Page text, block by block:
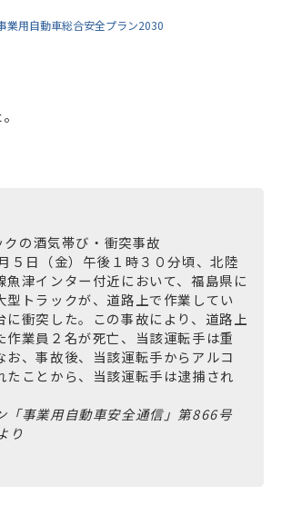
業用自動車総合安全プラン2030
の酒気帯び・衝突事故
日（金）午後１時３０分頃、北陸
魚津インター付近において、福島県に
型トラックが、道路上で作業してい
に衝突した。この事故により、道路上
作業員２名が死亡、当該運転手は重
お、事故後、当該運転手からアルコ
たことから、当該運転手は逮捕され
「事業用自動車安全通信」第866号
り